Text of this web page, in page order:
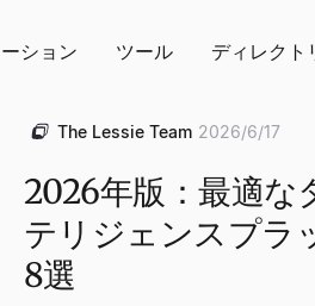
ション ツール ディレクト
The Lessie Team 2026/6/17
2026年版：最適な
テリジェンスプラ
8選